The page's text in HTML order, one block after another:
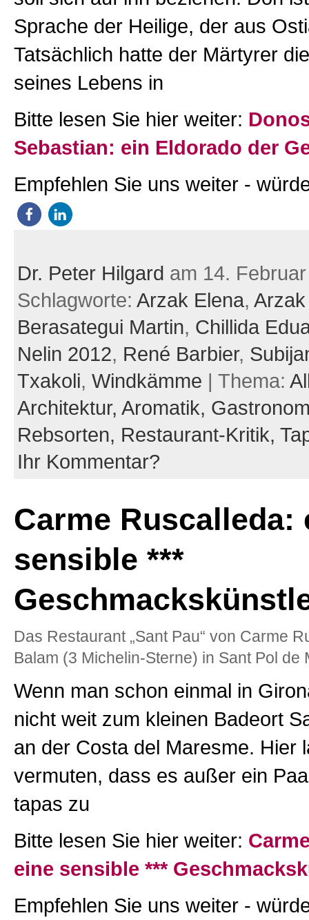
Sprache der Heilige, der aus
Tatsächlich hatte der Märtyrer
seines Lebens in
Bitte lesen Sie hier weiter:
Sebastian: ein Eldorado der
Empfehlen Sie uns weiter -
Dr. Peter Hilgard am 14.
Schlagworte: Arzak Elena,
Berasategui Martin, Chillida
Nelin 2012, René Barbier,
Txakoli, Windkämme | Thema:
Architektur, Aromatik,
Rebsorten, Restaurant-Kritik,
Ihr Kommentar?
Carme Ruscalleda:
sensible ***
Das Restaurant „Sant Pau“ von Carme
Balam (3 Michelin-Sterne) in Sant Pol de
Wenn man schon einmal in
nicht weit zum kleinen Badeort
an der Costa del Maresme. Hier
vermuten, dass es außer ein
tapas zu
Bitte lesen Sie hier weiter:
eine sensible ***
Empfehlen Sie uns weiter -